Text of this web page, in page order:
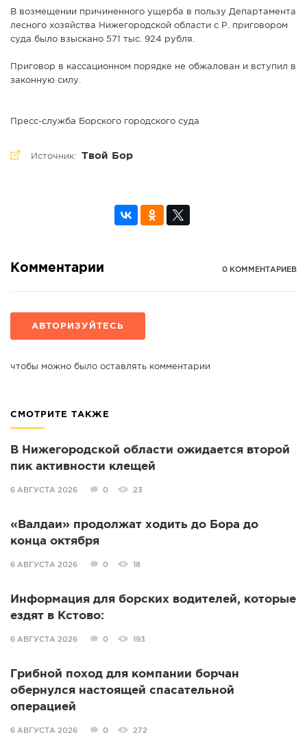
В возмещении причиненного ущерба в пользу Департамента
лесного хозяйства Нижегородской области с Р. приговором
суда было взыскано 571 тыс. 924 рубля.
Приговор в кассационном порядке не обжалован и вступил в
законную силу.
Пресс-служба Борского городского суда
Источник: Твой Бор
Комментарии 0 КОММЕНТАРИЕВ
АВТОРИЗУЙТЕСЬ
чтобы можно было оставлять комментарии
СМОТРИТЕ ТАКЖЕ
В Нижегородской области ожидается второй
пик активности клещей
6 АВГУСТА 2026 0 23
«Валдаи» продолжат ходить до Бора до
конца октября
6 АВГУСТА 2026 0 18
Информация для борских водителей, которые
ездят в Кстово:
6 АВГУСТА 2026 0 193
Грибной поход для компании борчан
обернулся настоящей спасательной
операцией
6 АВГУСТА 2026 0 272